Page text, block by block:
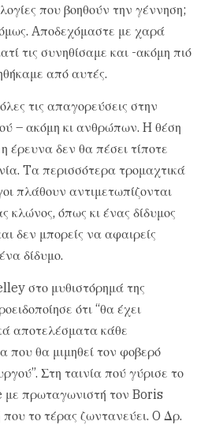
που βοηθούν την γέννηση;
Aποδεχόμαστε με χαρά
τις συνηθίσαμε και -ακόμη πιό
από αυτές.
τις απαγορεύσεις στην
– ακόμη κι ανθρώπων. H θέση
έρευνα δεν θα πέσει τίποτε
Tα περισσότερα τρομαχτικά
πλάθουν αντιμετωπίζονται
κλώνος, όπως κι ένας δίδυμος
δεν μπορείς να αφαιρείς
δίδυμο.
στο μυθιστόρημά της
ότι “θα έχει
αποτελέσματα κάθε
που θα μιμηθεί τον φοβερό
Στη ταινία πού γύρισε το
πρωταγωνιστή τον Boris
το τέρας ζωντανεύει. O Δρ.